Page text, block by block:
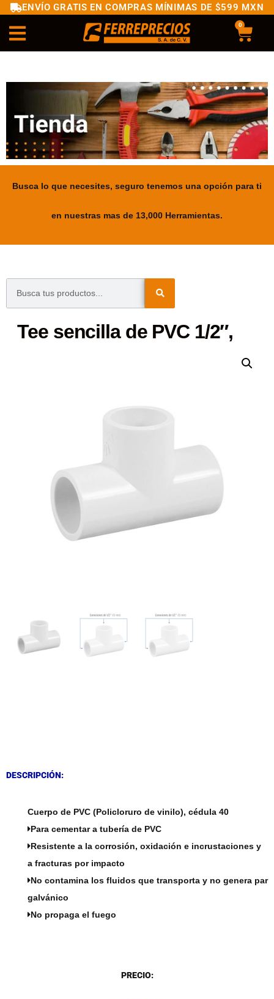
ENVÍO GRATIS EN COMPRAS MÍNIMAS DE $599 MXN
0
Busca lo que necesites, seguro tenemos una opción para ti
en nuestras mas de 13,000 Herramientas.
Tee sencilla de PVC 1/2″,
DESCRIPCIÓN:
Cuerpo de PVC (Policloruro de vinilo), cédula 40
Para cementar a tubería de PVC
Resistente a la corrosión, oxidación e incrustaciones y
a fracturas por impacto
No contamina los fluidos que transporta y no genera par
galvánico
No propaga el fuego
PRECIO: